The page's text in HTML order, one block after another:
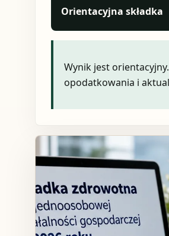
Orientacyjna składka
Wynik jest
opodatkowania i